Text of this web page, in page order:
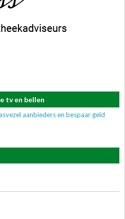
tv en bellen
aanbieders en bespaar geld